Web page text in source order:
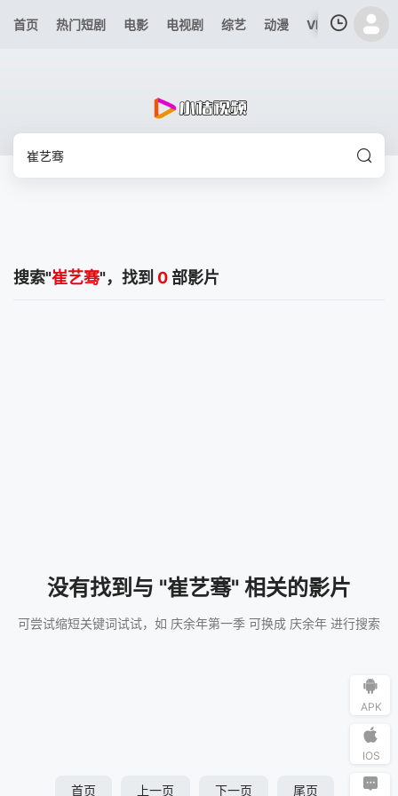
首页 热门短剧 电影 电视剧 综艺 动漫 VIP专区 今日
搜索"崔艺骞"，找到 0 部影片
没有找到与 "崔艺骞" 相关的影片
可尝试缩短关键词试试，如 庆余年第一季 可换成 庆余年 进行搜索
首页 上一页 下一页 尾页
APK
IOS